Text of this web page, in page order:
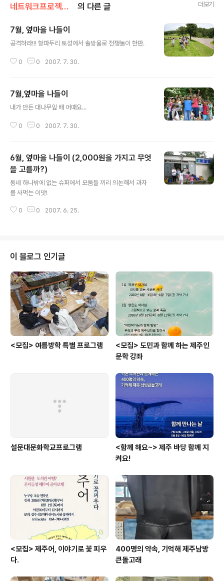
네트워크프로젝트/유수암마을문고 의 다른 글 더보기
7월, 옆마을 나들이
공격하라!!! 항파두리 토성에서 솔방울로 전쟁놀이 한판.
0 0 2007. 7. 30.
7월,옆마을 나들이
내가 만든 대나무잎 배 어때요...
0 0 2007. 7. 30.
6월, 옆마을 나들이 (2,000원을 가지고 무엇
을 고를까?)
동네 하나밖에 없는 슈퍼에서 모둠들 끼리 의논해서 과자
를 사먹는 이맛!
0 0 2007. 6. 25.
이 블로그 인기글
<모집> 여름방학 특별 프로그램
<모집> 도민과 함께 하는 제주인
문학 강좌
설문대문화학교프로그램
<함께 해요~> 제주 바당 함께 지
켜요!
<모집> 제주어, 이야기로 꽃 피우
다.
400명의 약속, 기억해 제주남방
큰돌고래